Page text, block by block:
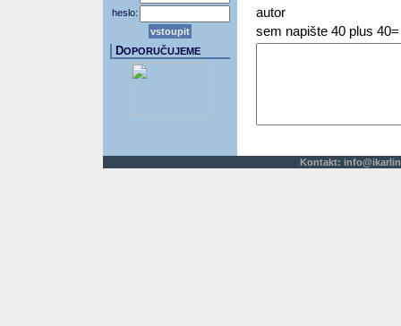
autor
sem napište 40 plus 40=
heslo:
DOPORUČUJEME
Kontakt: